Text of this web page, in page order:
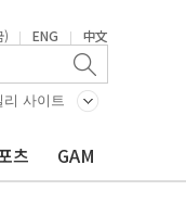
) | ENG | 中文
리 사이트
츠 GAM